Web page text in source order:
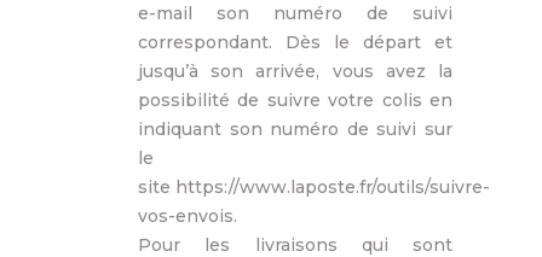
e-mail son numéro de suivi
correspondant. Dès le départ et
jusqu’à son arrivée, vous avez la
possibilité de suivre votre colis en
indiquant son numéro de suivi sur
le
site https://www.laposte.fr/outils/suivre-
vos-envois.
Pour les livraisons qui sont